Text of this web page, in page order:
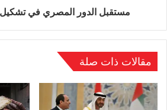
مستقبل الدور المصري في تشكيل
مقالات ذات صلة